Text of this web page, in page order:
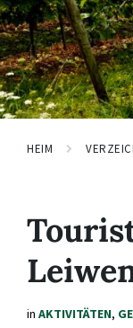
HEIM
in AKTIVITÄTEN,